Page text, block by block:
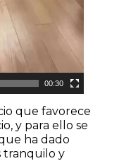
00:30
que favorece
y para ello se
ha dado
tranquilo y